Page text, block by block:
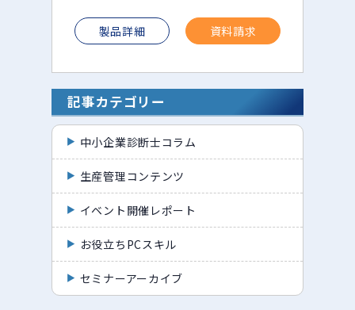
製品詳細 資料請求
記事カテゴリー
中小企業診断士コラム
生産管理コンテンツ
イベント開催レポート
お役立ちPCスキル
セミナーアーカイブ